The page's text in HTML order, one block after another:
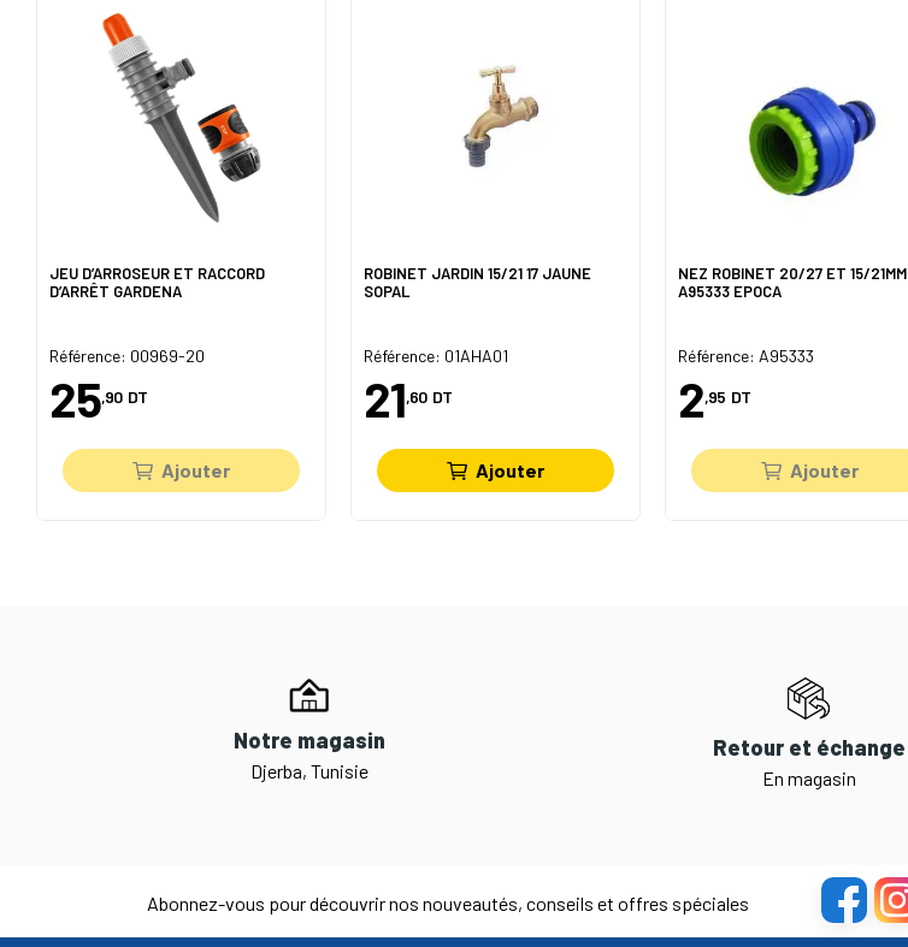
JEU D’ARROSEUR ET RACCORD
D’ARRÊT GARDENA
Référence: 00969-20
25,90 DT
Ajouter
ROBINET JARDIN 15/21 17 JAUNE
SOPAL
Référence: 01AHA01
21,60 DT
Ajouter
NEZ ROBINET 20/27 ET 15/21MM
A95333 EPOCA
Référence: A95333
2,95 DT
Ajouter
Notre magasin
Djerba, Tunisie
Retour et échange
En magasin
Abonnez-vous pour découvrir nos nouveautés, conseils et offres spéciales